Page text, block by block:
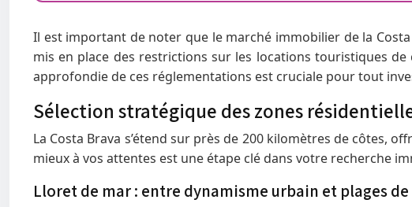
Il est important de noter que le marché immobilier de la
mis en place des restrictions sur les locations touristiques
approfondie de ces réglementations est cruciale pour tout
Sélection stratégique des zones
La Costa Brava s’étend sur près de 200 kilomètres de côtes,
mieux à vos attentes est une étape clé dans votre recherche
Lloret de mar : entre dynamisme urbain et plages de